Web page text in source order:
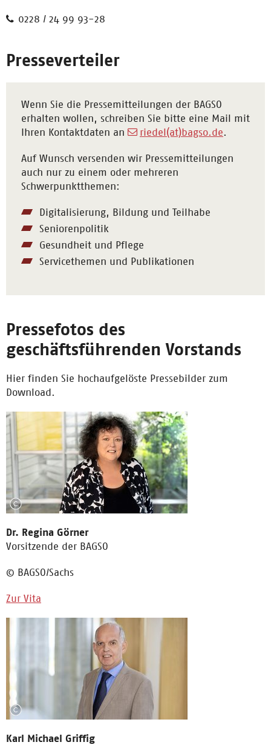
0228 / 24 99 93-28
Presseverteiler
Wenn Sie die Pressemitteilungen der BAGSO
erhalten wollen, schreiben Sie bitte eine Mail mit
Ihren Kontaktdaten an
riedel(at)bagso.de.
Auf Wunsch versenden wir Pressemitteilungen
auch nur zu einem oder mehreren
Schwerpunktthemen:
Digitalisierung, Bildung und Teilhabe
Seniorenpolitik
Gesundheit und Pflege
Servicethemen und Publikationen
Pressefotos des
geschäftsführenden Vorstands
Hier finden Sie hochaufgelöste Pressebilder zum
Download.
Dr. Regina Görner
Vorsitzende der BAGSO
© BAGSO/Sachs
Zur Vita
Karl Michael Griffig